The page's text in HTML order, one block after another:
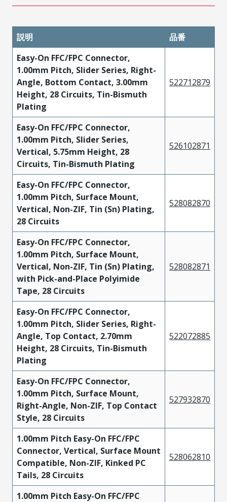
説明
品番
Easy-On FFC/FPC Connector,
1.00mm Pitch, Slider Series, Right-
Angle, Bottom Contact, 3.00mm
Height, 28 Circuits, Tin-Bismuth
Plating
522712879
Easy-On FFC/FPC Connector,
1.00mm Pitch, Slider Series,
Vertical, 5.75mm Height, 28
Circuits, Tin-Bismuth Plating
526102871
Easy-On FFC/FPC Connector,
1.00mm Pitch, Surface Mount,
Vertical, Non-ZIF, Tin (Sn) Plating,
28 Circuits
528082870
Easy-On FFC/FPC Connector,
1.00mm Pitch, Surface Mount,
Vertical, Non-ZIF, Tin (Sn) Plating,
with Pick-and-Place Polyimide
Tape, 28 Circuits
528082871
Easy-On FFC/FPC Connector,
1.00mm Pitch, Slider Series, Right-
Angle, Top Contact, 2.70mm
Height, 28 Circuits, Tin-Bismuth
Plating
522072885
Easy-On FFC/FPC Connector,
1.00mm Pitch, Surface Mount,
Right-Angle, Non-ZIF, Top Contact
Style, 28 Circuits
527932870
1.00mm Pitch Easy-On FFC/FPC
Connector, Vertical, Surface Mount
Compatible, Non-ZIF, Kinked PC
Tails, 28 Circuits
528062810
1.00mm Pitch Easy-On FFC/FPC